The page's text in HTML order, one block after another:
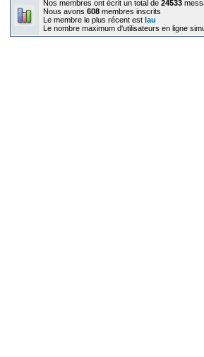
Nos membres ont écrit un total de 24533
Nous avons 608 membres inscrits
Le membre le plus récent est lau
Le nombre maximum d'utilisateurs en ligne